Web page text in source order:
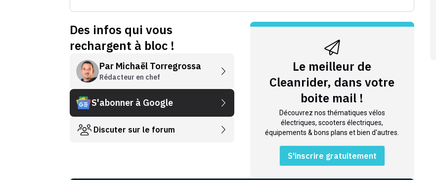
Des infos qui vous
rechargent à bloc !
Par Michaël Torregrossa
Rédacteur en chef
S'abonner à Google
Discuter sur le forum
Le meilleur de
Cleanrider, dans votre
boite mail !
Découvrez nos thématiques vélos
électriques, scooters électriques,
équipements & bons plans et bien d'autres.
S'inscrire gratuitement